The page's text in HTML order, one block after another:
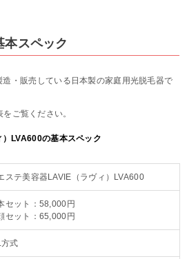
スペック
・販売している日本製の家庭用光脱毛器で
ご覧ください。
LVA600の基本スペック
ステ美容器LAVIE（ラヴィ）LVA600
セット：58,000円
セット：65,000円
方式